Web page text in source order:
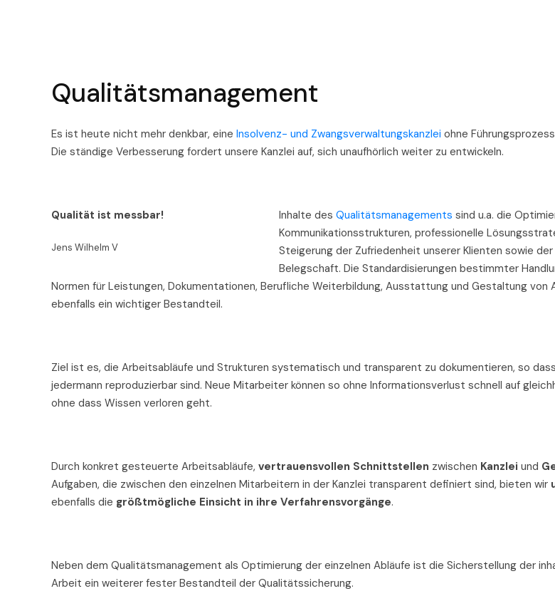
Qualitätsmanagement
Es ist heute nicht mehr denkbar, eine Insolvenz- und Zwangsverwaltungskanzlei ohne
Die ständige Verbesserung fordert unsere Kanzlei auf, sich unaufhörlich weiter zu entwickeln.
Qualität ist messbar!
Jens Wilhelm V
Inhalte des Qualitätsmanagements sind u.a. die
Kommunikationsstrukturen, professionelle
Steigerung der Zufriedenheit unserer Klienten sowie
Belegschaft. Die Standardisierungen bestimmter
Normen für Leistungen, Dokumentationen, Berufliche Weiterbildung, Ausstattung und Gestaltung von
ebenfalls ein wichtiger Bestandteil.
Ziel ist es, die Arbeitsabläufe und Strukturen systematisch und transparent zu dokumentieren, so
jedermann reproduzierbar sind. Neue Mitarbeiter können so ohne Informationsverlust schnell auf
ohne dass Wissen verloren geht.
Durch konkret gesteuerte Arbeitsabläufe, vertrauensvollen Schnittstellen zwischen Kanzlei und
Aufgaben, die zwischen den einzelnen Mitarbeitern in der Kanzlei transparent definiert sind, bieten wir
ebenfalls die größtmögliche Einsicht in ihre Verfahrensvorgänge.
Neben dem Qualitätsmanagement als Optimierung der einzelnen Abläufe ist die Sicherstellung der
Arbeit ein weiterer fester Bestandteil der Qualitätssicherung.